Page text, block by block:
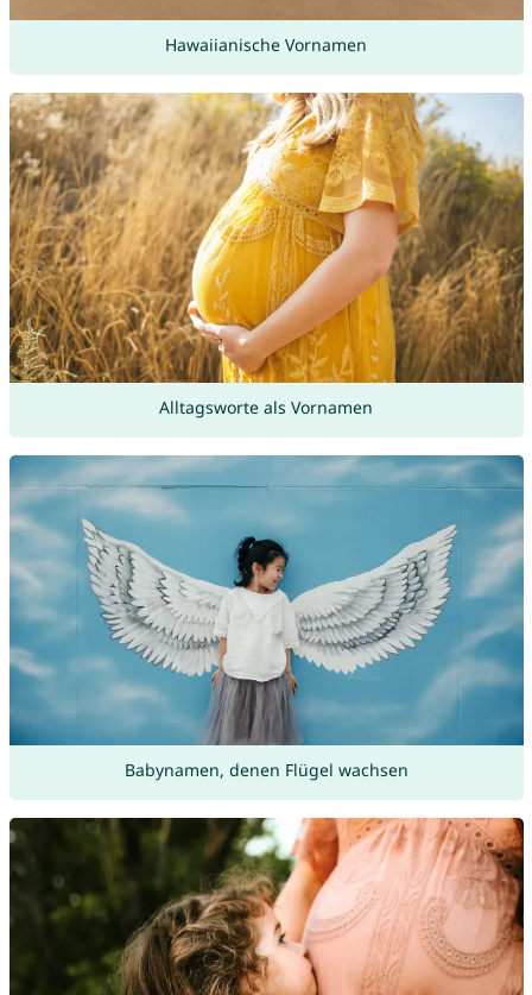
Hawaiianische Vornamen
Alltagsworte als Vornamen
Babynamen, denen Flügel wachsen